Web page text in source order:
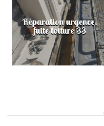
Réparation urgence,
fuite toiture 33